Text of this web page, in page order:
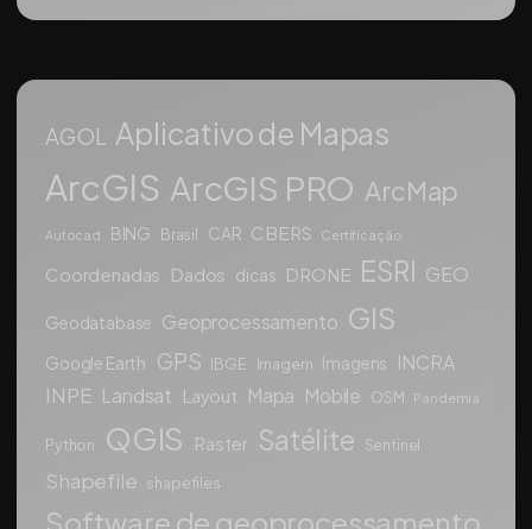
AGOL Aplicativo de Mapas
ArcGIS ArcGIS PRO ArcMap
Autocad BING Brasil CAR CBERS Certificação
Coordenadas Dados dicas DRONE ESRI GEO
Geodatabase Geoprocessamento GIS
Google Earth GPS IBGE Imagem Imagens
INCRA
INPE Landsat Layout Mapa Mobile OSM Pandemia
Python QGIS Raster Satélite Sentinel
Shapefile shapefiles